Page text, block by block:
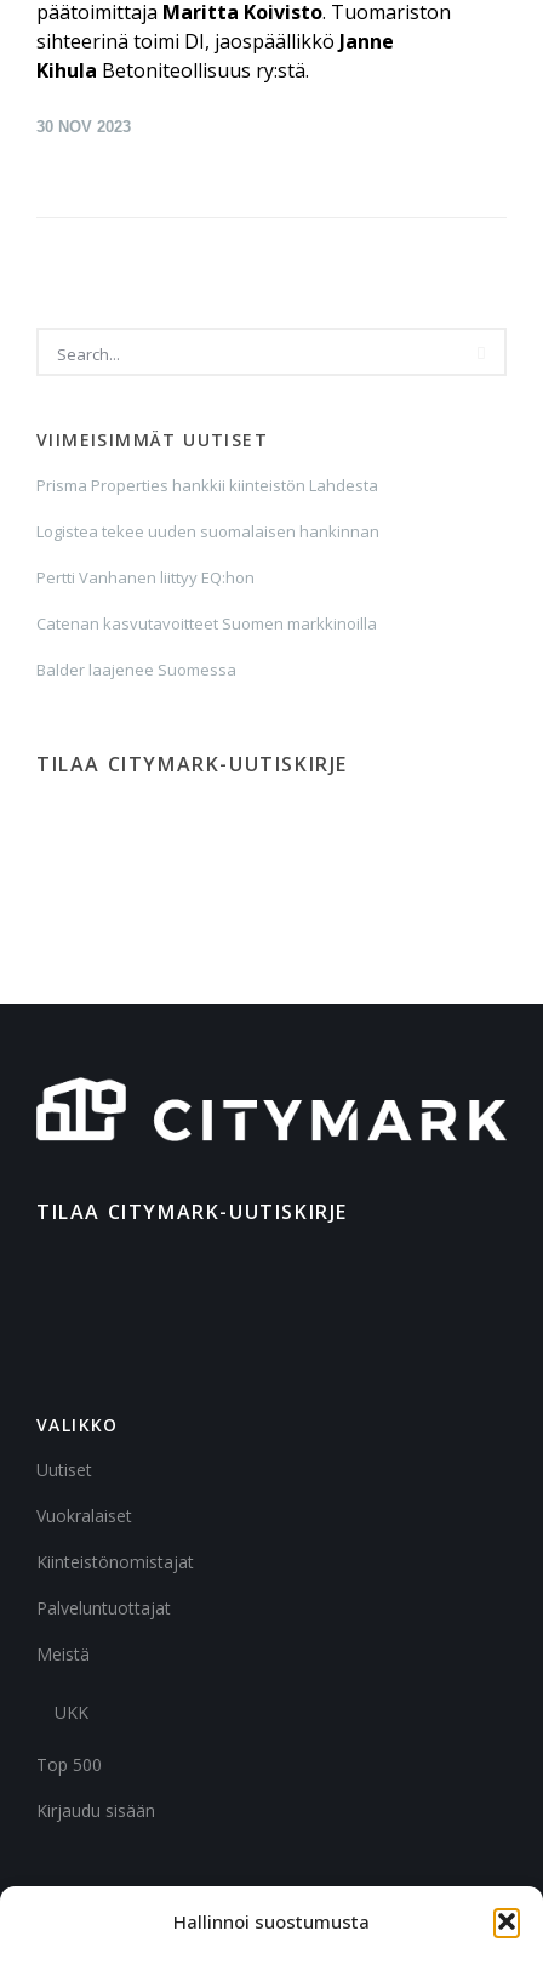
Hallinnoi suostumusta
päätoimittaja Maritta Koivisto. Tuomariston
sihteerinä toimi DI, jaospäällikkö Janne
Kihula Betoniteollisuus ry:stä.
30 NOV 2023
VIIMEISIMMÄT UUTISET
Prisma Properties hankkii kiinteistön Lahdesta
Logistea tekee uuden suomalaisen hankinnan
Pertti Vanhanen liittyy EQ:hon
Catenan kasvutavoitteet Suomen markkinoilla
Balder laajenee Suomessa
TILAA CITYMARK-UUTISKIRJE
TILAA CITYMARK-UUTISKIRJE
VALIKKO
Uutiset
Vuokralaiset
Kiinteistönomistajat
Palveluntuottajat
Meistä
UKK
Top 500
Kirjaudu sisään
CITYMARK SUOMI